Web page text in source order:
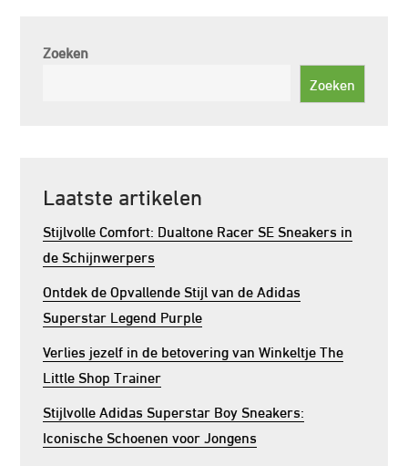
Zoeken
Zoeken
Laatste artikelen
Stijlvolle Comfort: Dualtone Racer SE Sneakers in
de Schijnwerpers
Ontdek de Opvallende Stijl van de Adidas
Superstar Legend Purple
Verlies jezelf in de betovering van Winkeltje The
Little Shop Trainer
Stijlvolle Adidas Superstar Boy Sneakers:
Iconische Schoenen voor Jongens